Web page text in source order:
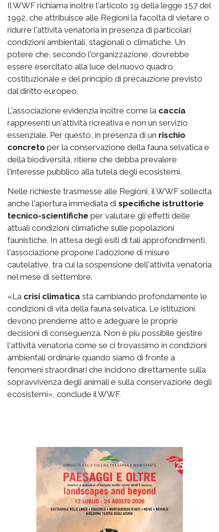
Il WWF richiama inoltre l'articolo 19 della legge 157 del
1992, che attribuisce alle Regioni la facoltà di vietare o
ridurre l'attività venatoria in presenza di particolari
condizioni ambientali, stagionali o climatiche. Un
potere che, secondo l'organizzazione, dovrebbe
essere esercitato alla luce del nuovo quadro
costituzionale e del principio di precauzione previsto
dal diritto europeo.
L'associazione evidenzia inoltre come la caccia
rappresenti un'attività ricreativa e non un servizio
essenziale. Per questo, in presenza di un rischio
concreto per la conservazione della fauna selvatica e
della biodiversità, ritiene che debba prevalere
l'interesse pubblico alla tutela degli ecosistemi.
Nelle richieste trasmesse alle Regioni, il WWF sollecita
anche l'apertura immediata di specifiche istruttorie
tecnico-scientifiche per valutare gli effetti delle
attuali condizioni climatiche sulle popolazioni
faunistiche. In attesa degli esiti di tali approfondimenti,
l'associazione propone l'adozione di misure
cautelative, tra cui la sospensione dell'attività venatoria
nel mese di settembre.
«La crisi climatica sta cambiando profondamente le
condizioni di vita della fauna selvatica. Le istituzioni
devono prenderne atto e adeguare le proprie
decisioni di conseguenza. Non è più possibile gestire
l'attività venatoria come se ci trovassimo in condizioni
ambientali ordinarie quando siamo di fronte a
fenomeni straordinari che incidono direttamente sulla
sopravvivenza degli animali e sulla conservazione degli
ecosistemi», conclude il WWF.